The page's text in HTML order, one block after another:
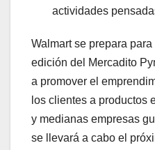
actividades
Walmart se prepara
edición del Mercadito
a promover el
los clientes a productos
y medianas empresas
se llevará a cabo el